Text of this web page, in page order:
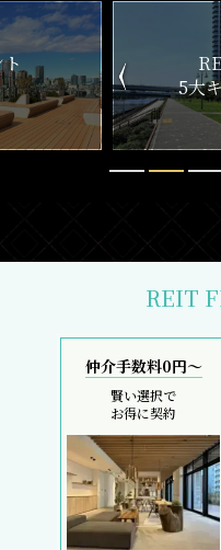
ン
リ
更新
REIT
仲介手数料0円～
賢い選択で
お得に契約